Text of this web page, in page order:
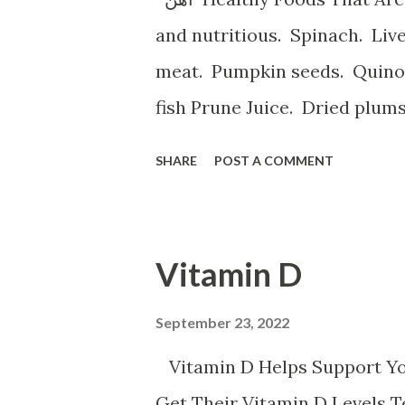
and nutritious. Spinach.
meat. Pumpkin seeds.
fish Prune Juice. Dried
خونی خستگی ضعف قوای جسمانی
نفس است ورزش سنگین حاملگی
باعث کم خونی می شود
SHARE POST A COMMENT
Vitamin D
September 23, 2022
Vitamin D Helps Support